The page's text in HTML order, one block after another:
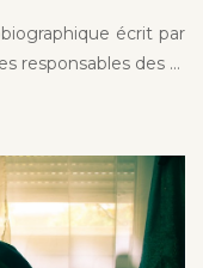
écrit par
responsables des …